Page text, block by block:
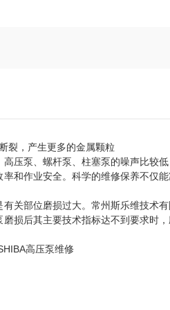
裂，产生更多的金属颗粒
压泵、螺杆泵、柱塞泵的噪声比较
和作业安全。科学的维修保养不仅
关部位磨损过大。常州斯乐维技术
损后其主要技术指标达不到要求时